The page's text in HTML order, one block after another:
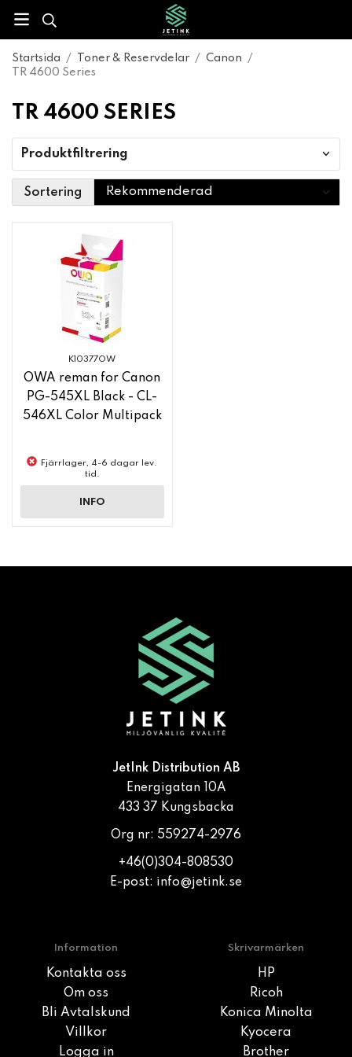
Startsida / Toner & Reservdelar / Canon
/
TR 4600 Series
TR 4600 SERIES
Produktfiltrering
Sortering
K10377OW
OWA reman for Canon
PG-545XL Black - CL-
546XL Color Multipack
Fjärrlager, 4-6 dagar lev.
tid.
INFO
JetInk Distribution AB
Energigatan 10A
433 37 Kungsbacka
Org nr: 559274-2976
+46(0)304-808530
E-post: info@jetink.se
Information
Kontakta oss
Om oss
Bli Avtalskund
Villkor
Logga in
Skrivarmärken
HP
Ricoh
Konica Minolta
Kyocera
Brother